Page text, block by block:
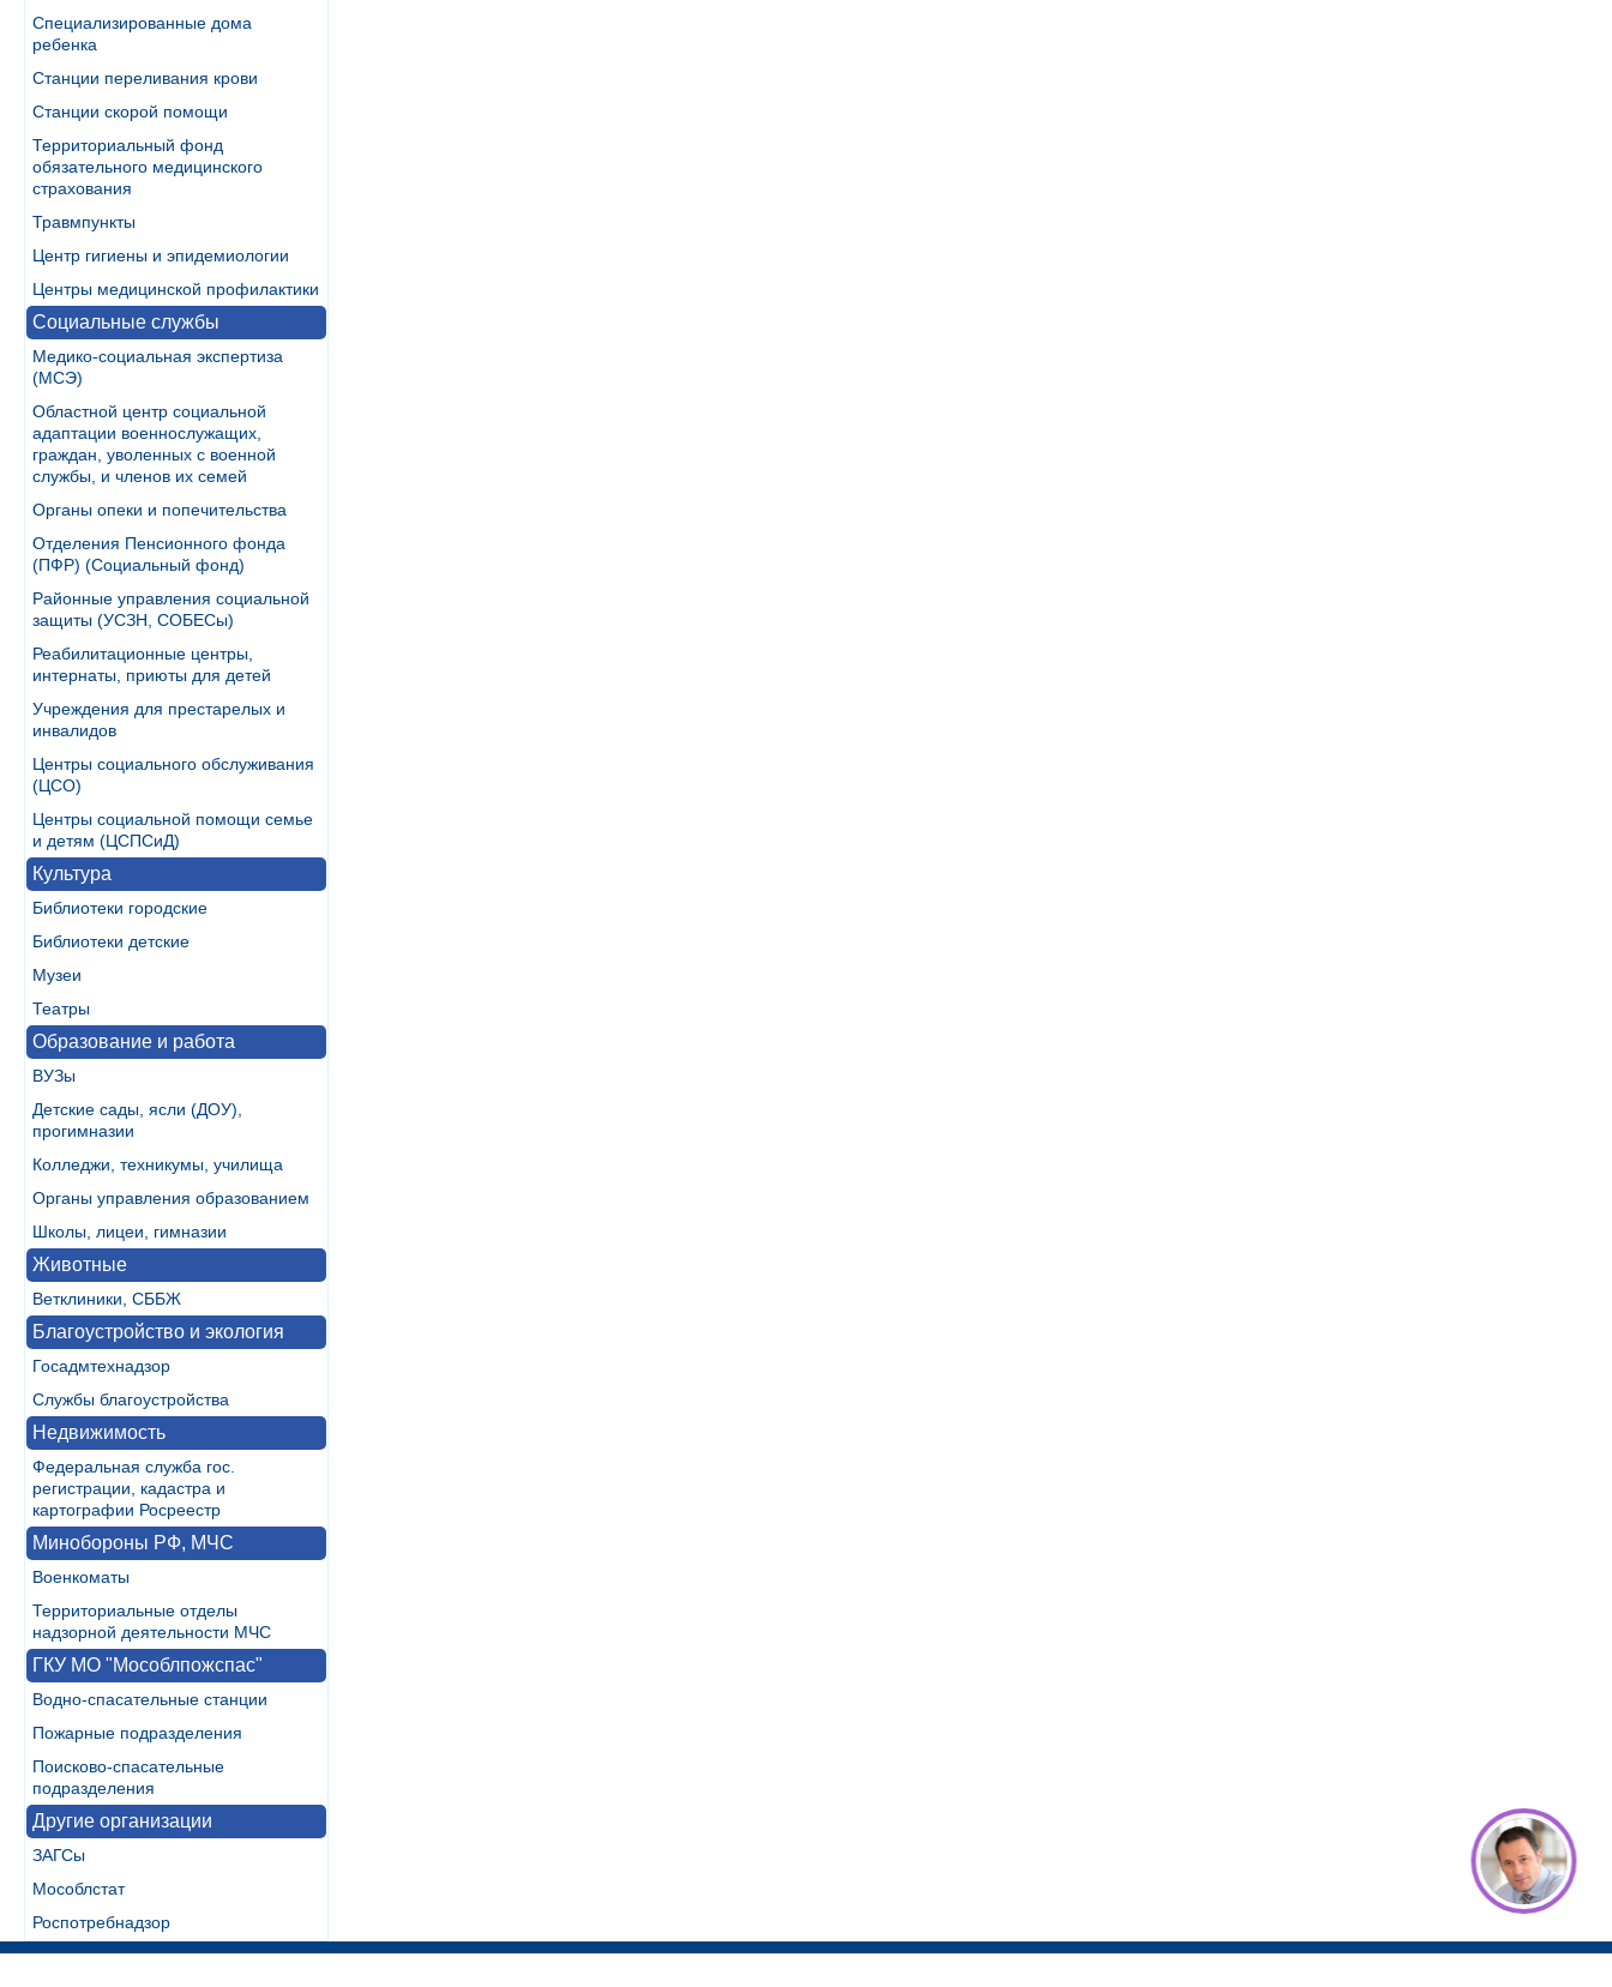
Специализированные дома
ребенка
Станции переливания крови
Станции скорой помощи
Территориальный фонд
обязательного медицинского
страхования
Травмпункты
Центр гигиены и эпидемиологии
Центры медицинской профилактики
Социальные службы
Медико-социальная экспертиза
(МСЭ)
Областной центр социальной
адаптации военнослужащих,
граждан, уволенных с военной
службы, и членов их семей
Органы опеки и попечительства
Отделения Пенсионного фонда
(ПФР) (Социальный фонд)
Районные управления социальной
защиты (УСЗН, СОБЕСы)
Реабилитационные центры,
интернаты, приюты для детей
Учреждения для престарелых и
инвалидов
Центры социального обслуживания
(ЦСО)
Центры социальной помощи семье
и детям (ЦСПСиД)
Культура
Библиотеки городские
Библиотеки детские
Музеи
Театры
Образование и работа
ВУЗы
Детские сады, ясли (ДОУ),
прогимназии
Колледжи, техникумы, училища
Органы управления образованием
Школы, лицеи, гимназии
Животные
Ветклиники, СББЖ
Благоустройство и экология
Госадмтехнадзор
Службы благоустройства
Недвижимость
Федеральная служба гос.
регистрации, кадастра и
картографии Росреестр
Минобороны РФ, МЧС
Военкоматы
Территориальные отделы
надзорной деятельности МЧС
ГКУ МО "Мособлпожспас"
Водно-спасательные станции
Пожарные подразделения
Поисково-спасательные
подразделения
Другие организации
ЗАГСы
Мособлстат
Роспотребнадзор